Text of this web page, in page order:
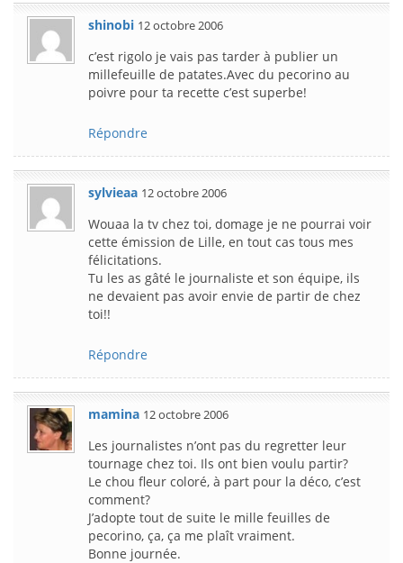
shinobi 12 octobre 2006
c’est rigolo je vais pas tarder à publier un
millefeuille de patates.Avec du pecorino au
poivre pour ta recette c’est superbe!
Répondre
sylvieaa 12 octobre 2006
Wouaa la tv chez toi, domage je ne pourrai voir
cette émission de Lille, en tout cas tous mes
félicitations.
Tu les as gâté le journaliste et son équipe, ils
ne devaient pas avoir envie de partir de chez
toi!!
Répondre
mamina 12 octobre 2006
Les journalistes n’ont pas du regretter leur
tournage chez toi. Ils ont bien voulu partir?
Le chou fleur coloré, à part pour la déco, c’est
comment?
J’adopte tout de suite le mille feuilles de
pecorino, ça, ça me plaît vraiment.
Bonne journée.